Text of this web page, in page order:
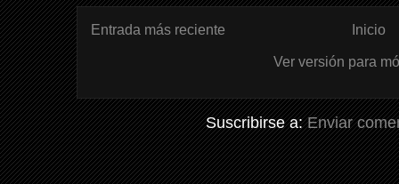
Entrada más reciente Inicio
Ver versión para
Suscribirse a:Enviar